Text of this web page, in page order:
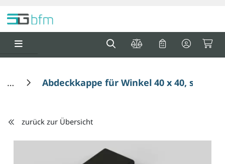
Abdeckkappe für Winkel 40 x 40,
zurück zur Übersicht